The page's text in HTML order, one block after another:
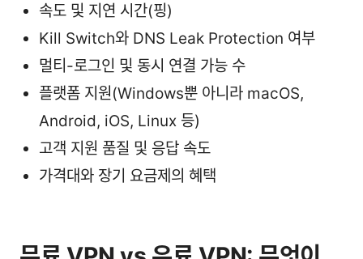
속도 및 지연 시간(핑)
Kill Switch와 DNS Leak Protection 여부
멀티-로그인 및 동시 연결 가능 수
플랫폼 지원(Windows뿐 아니라 macOS,
Android, iOS, Linux 등)
고객 지원 품질 및 응답 속도
가격대와 장기 요금제의 혜택